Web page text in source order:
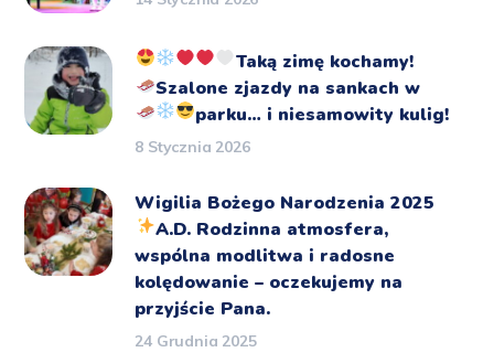
Taką zimę kochamy!
Szalone zjazdy na sankach w
parku… i niesamowity kulig!
8 Stycznia 2026
Wigilia Bożego Narodzenia 2025
A.D. Rodzinna atmosfera,
wspólna modlitwa i radosne
kolędowanie – oczekujemy na
przyjście Pana.
24 Grudnia 2025